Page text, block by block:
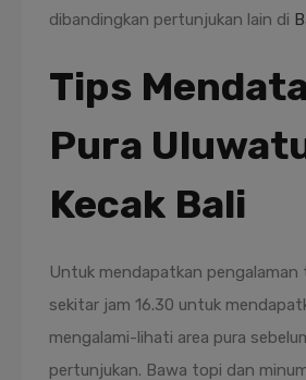
dibandingkan pertunjukan lain di
Tips
Pura
Kecak Bali
Untuk mendapatkan pengalaman
sekitar jam 16.30 untuk
mengalami-lihati area pura
pertunjukan. Bawa topi dan